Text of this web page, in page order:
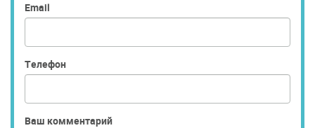
Email
Телефон
Ваш комментарий